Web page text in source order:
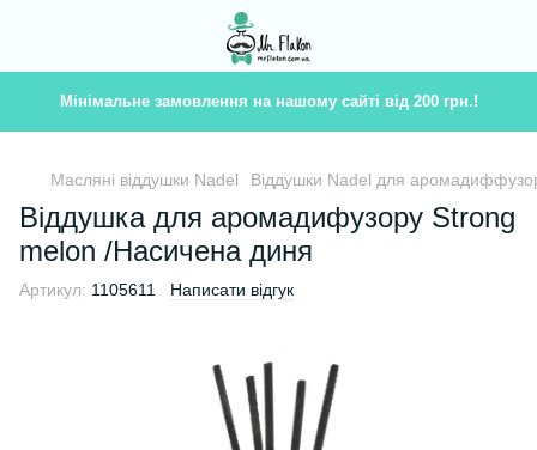
Мінімальне замовлення на нашому сайті від 200 грн.!
Масляні віддушки Nadel Віддушки Nadel для
Віддушка для аромадифузору Strong
melon /Насичена диня
Артикул: 1105611 Написати відгук